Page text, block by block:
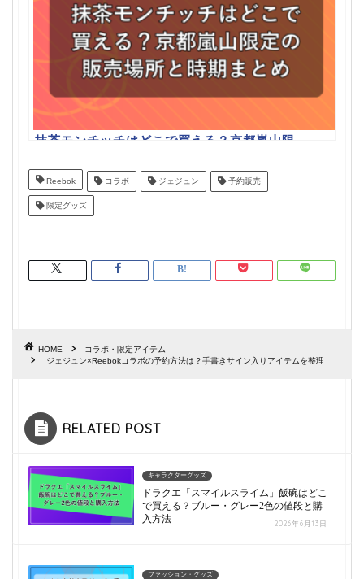
抹茶モンチッチはどこで買える？京都嵐山限
Reebok コラボ ジェジュン 予約販売
限定グッズ
HOME
コラボ・限定アイテム
ジェジュン×Reebokコラボの予約方法は？手書きサイン入りアイテムを整理
RELATED POST
キャラクターグッズ
ドラクエ「スマイルスライム」飯碗はどこ
で買える？ブルー・グレー2色の値段と購
入方法
2026年6月13日
ファッション・グッズ